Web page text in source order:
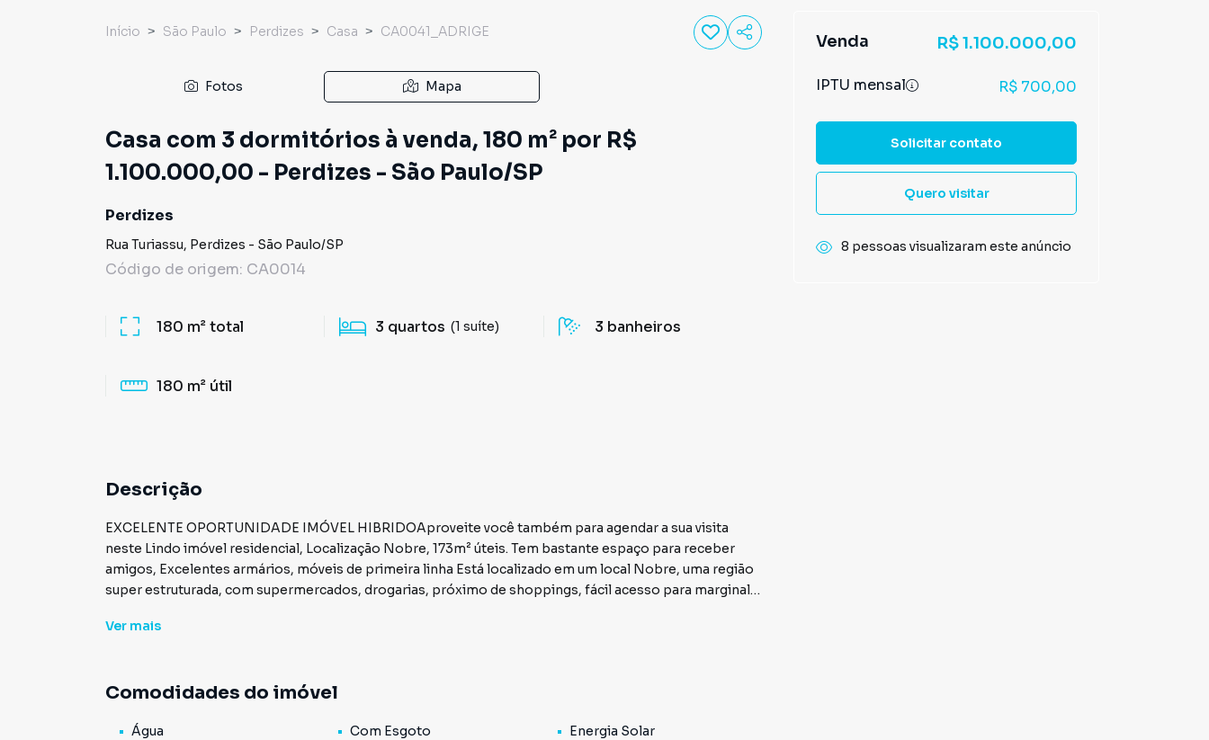
Início São Paulo Perdizes Casa CA0041_ADRIGE
Fotos Mapa
Casa com 3 dormitórios à venda, 180 m² por R$
1.100.000,00 - Perdizes - São Paulo/SP
Perdizes
Rua Turiassu, Perdizes - São Paulo/SP
Código de origem: CA0014
180 m²total 3 quartos (1 suíte) 3 banheiros
180 m² útil
Descrição
EXCELENTE OPORTUNIDADE IMÓVEL HIBRIDOAproveite você também para agendar a sua visita
neste Lindo imóvel residencial, Localização Nobre, 173m² úteis. Tem bastante espaço para receber
amigos, Excelentes armários, móveis de primeira linha Está localizado em um local Nobre, uma região
super estruturada, com supermercados, drogarias, próximo de shoppings, fácil acesso para marginal,
semana (Dona Deôla, Santa Etiene entre outras, clínicas veterinárias e hospitais veterinários, Lojas
Ver mais
Comodidades do imóvel
Água Com Esgoto
Energia Solar
Venda R$ 1.100.000,00
IPTU mensal R$ 700,00
Solicitar contato
Quero visitar
8 pessoas visualizaram este anúncio